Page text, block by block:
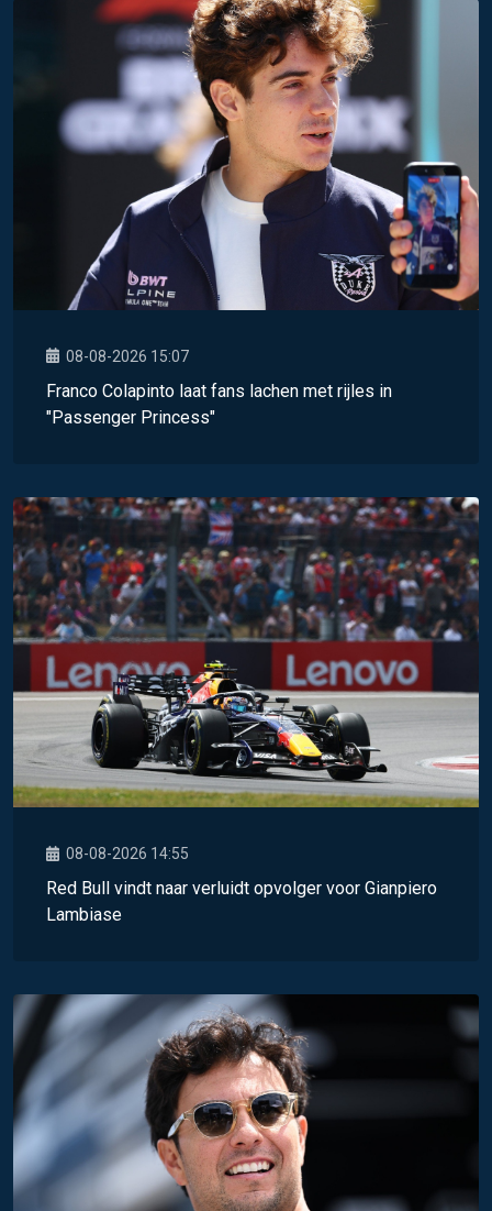
08-08-2026 15:07
Franco Colapinto laat fans lachen met rijles in
"Passenger Princess"
08-08-2026 14:55
Red Bull vindt naar verluidt opvolger voor Gianpiero
Lambiase